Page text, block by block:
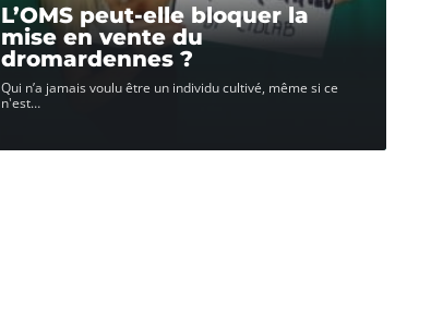
L’OMS peut-elle bloquer la
mise en vente du
dromardennes ?
Qui n’a jamais voulu être un individu cultivé, même si ce
n'est…